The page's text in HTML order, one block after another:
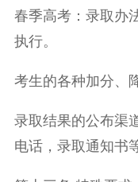
春季高考：录取办
执行。
考生的各种加分、
录取结果的公布渠
电话，录取通知书